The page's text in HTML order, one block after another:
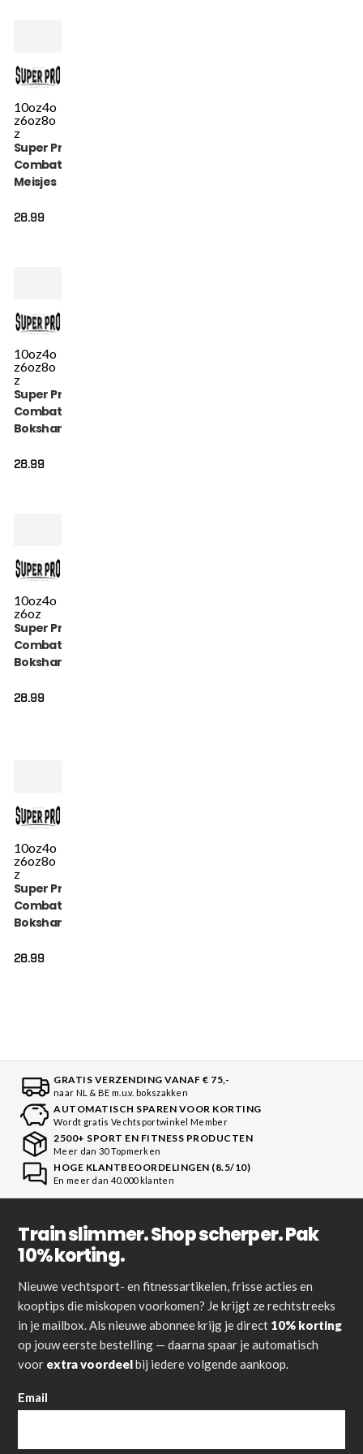
10oz4o
z6oz8o
z
Super Pro
Combat Gear
Meisjes
- Talent - Roze /
28.99
10oz4o
z6oz8o
z
Super Pro
Combat Gear
Bokshandschoen
Zwart
28.99
10oz4o
z6oz
Super Pro
Combat Gear
Bokshandschoen
28.99
10oz4o
z6oz8o
z
Super Pro
Combat Gear
Bokshandschoen
28.99
GRATIS VERZENDING VANAF € 75,-
naar NL & BE m.u.v. bokszakken
AUTOMATISCH SPAREN VOOR KORTING
Wordt gratis Vechtsportwinkel Member
2500+ SPORT EN FITNESS PRODUCTEN
Meer dan 30 Topmerken
HOGE KLANTBEOORDELINGEN (8.5/10)
En meer dan 40.000 klanten
Train slimmer. Shop scherper. Pak
10% korting.
Nieuwe vechtsport- en fitnessartikelen, frisse acties en
kooptips die miskopen voorkomen? Je krijgt ze rechtstreeks
in je mailbox. Als nieuwe abonnee krijg je direct 10% korting
op jouw eerste bestelling — daarna spaar je automatisch
voor extra voordeelbij iedere volgende aankoop.
Email